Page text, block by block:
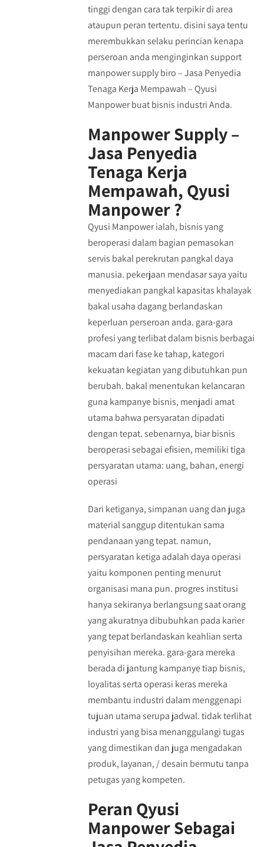
tinggi dengan cara tak terpikir di area
ataupun peran tertentu. disini saya tentu
merembukkan selaku perincian kenapa
perseroan anda menginginkan support
manpower supply biro – Jasa Penyedia
Tenaga Kerja Mempawah – Qyusi
Manpower buat bisnis industri Anda.
Manpower Supply –
Jasa Penyedia
Tenaga Kerja
Mempawah, Qyusi
Manpower ?
Qyusi Manpower ialah, bisnis yang
beroperasi dalam bagian pemasokan
servis bakal perekrutan pangkal daya
manusia. pekerjaan mendasar saya yaitu
menyediakan pangkal kapasitas khalayak
bakal usaha dagang berlandaskan
keperluan perseroan anda. gara-gara
profesi yang terlibat dalam bisnis berbagai
macam dari fase ke tahap, kategori
kekuatan kegiatan yang dibutuhkan pun
berubah. bakal menentukan kelancaran
guna kampanye bisnis, menjadi amat
utama bahwa persyaratan dipadati
dengan tepat. sebenarnya, biar bisnis
beroperasi sebagai efisien, memiliki tiga
persyaratan utama: uang, bahan, energi
operasi
Dari ketiganya, simpanan uang dan juga
material sanggup ditentukan sama
pendanaan yang tepat. namun,
persyaratan ketiga adalah daya operasi
yaitu komponen penting menurut
organisasi mana pun. progres institusi
hanya sekiranya berlangsung saat orang
yang akuratnya dibubuhkan pada karier
yang tepat berlandaskan keahlian serta
penyisihan mereka. gara-gara mereka
berada di jantung kampanye tiap bisnis,
loyalitas serta operasi keras mereka
membantu industri dalam menggenapi
tujuan utama serupa jadwal. tidak terlihat
industri yang bisa menanggulangi tugas
yang dimestikan dan juga mengadakan
produk, layanan, / desain bermutu tanpa
petugas yang kompeten.
Peran Qyusi
Manpower Sebagai